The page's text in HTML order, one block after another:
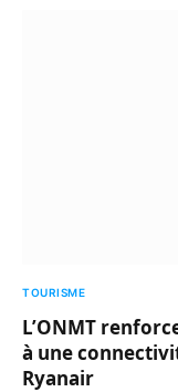
TOURISME
L’ONMT
à une
Ryanair